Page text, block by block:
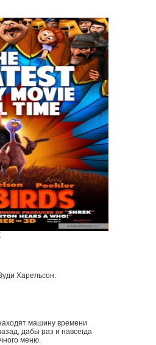
Харельсон.
машину времени
дабы раз и навсегда
меню.